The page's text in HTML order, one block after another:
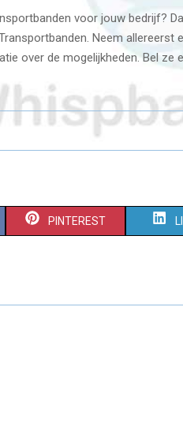
voor jouw bedrijf?
Neem allereerst
over de mogelijkheden. Bel ze
S
R
PINTEREST S
R